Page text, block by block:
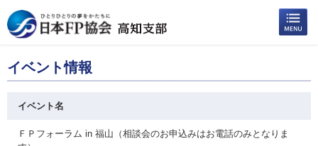
イベント情報
イベント名
ＦＰフォーラム in 福山（相談会のお申込みはお電話のみとなりま